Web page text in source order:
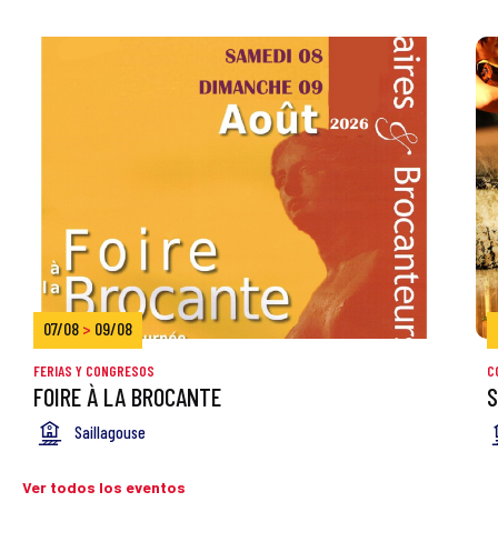
07/08 > 09/08
FERIAS Y CONGRESOS
FOIRE À LA BROCANTE
Saillagouse
Ver todos los eventos